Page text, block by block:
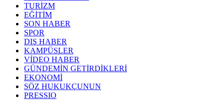
TURİZM
EĞİTİM
SON HABER
SPOR
DIŞ HABER
KAMPÜSLER
VİDEO HABER
GÜNDEMİN GETİRDİKLERİ
EKONOMİ
SÖZ HUKUKÇUNUN
PRESSIO